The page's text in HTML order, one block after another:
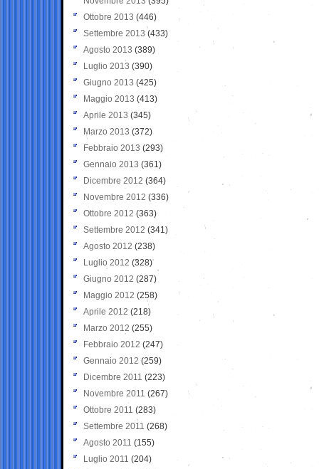
Ottobre 2013 (446)
Settembre 2013 (433)
Agosto 2013 (389)
Luglio 2013 (390)
Giugno 2013 (425)
Maggio 2013 (413)
Aprile 2013 (345)
Marzo 2013 (372)
Febbraio 2013 (293)
Gennaio 2013 (361)
Dicembre 2012 (364)
Novembre 2012 (336)
Ottobre 2012 (363)
Settembre 2012 (341)
Agosto 2012 (238)
Luglio 2012 (328)
Giugno 2012 (287)
Maggio 2012 (258)
Aprile 2012 (218)
Marzo 2012 (255)
Febbraio 2012 (247)
Gennaio 2012 (259)
Dicembre 2011 (223)
Novembre 2011 (267)
Ottobre 2011 (283)
Settembre 2011 (268)
Agosto 2011 (155)
Luglio 2011 (204)